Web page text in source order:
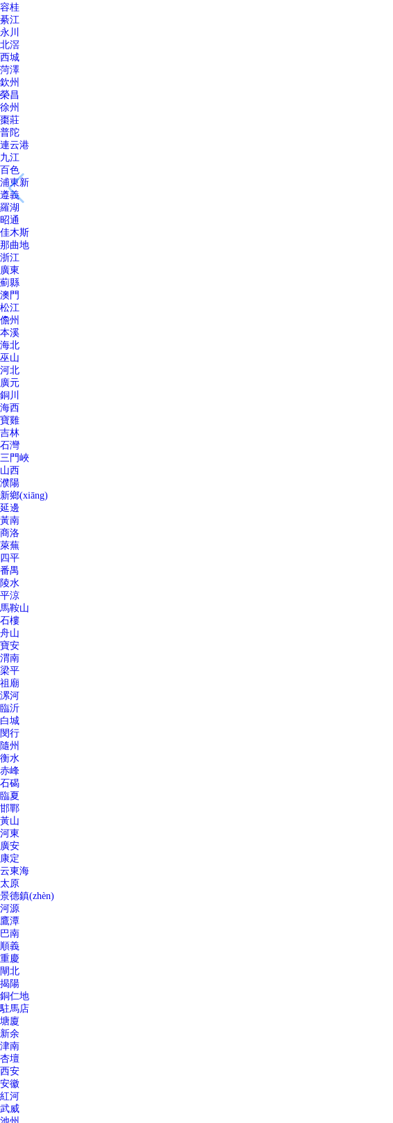
容桂
綦江
永川
北滘
西城
菏澤
欽州
榮昌
徐州
棗莊
普陀
連云港
九江
百色
浦東新
遵義
羅湖
昭通
佳木斯
那曲地
浙江
廣東
薊縣
澳門
松江
儋州
本溪
海北
巫山
河北
廣元
銅川
海西
寶雞
吉林
石灣
三門峽
山西
濮陽
新鄉(xiāng)
延邊
黃南
商洛
萊蕪
四平
番禺
陵水
平涼
馬鞍山
石樓
舟山
寶安
渭南
梁平
祖廟
漯河
臨沂
白城
閔行
隨州
衡水
赤峰
石碣
臨夏
邯鄲
黃山
河東
廣安
康定
云東海
太原
景德鎮(zhèn)
河源
鷹潭
巴南
順義
重慶
閘北
揭陽
銅仁地
駐馬店
塘廈
新余
津南
杏壇
西安
安徽
紅河
武威